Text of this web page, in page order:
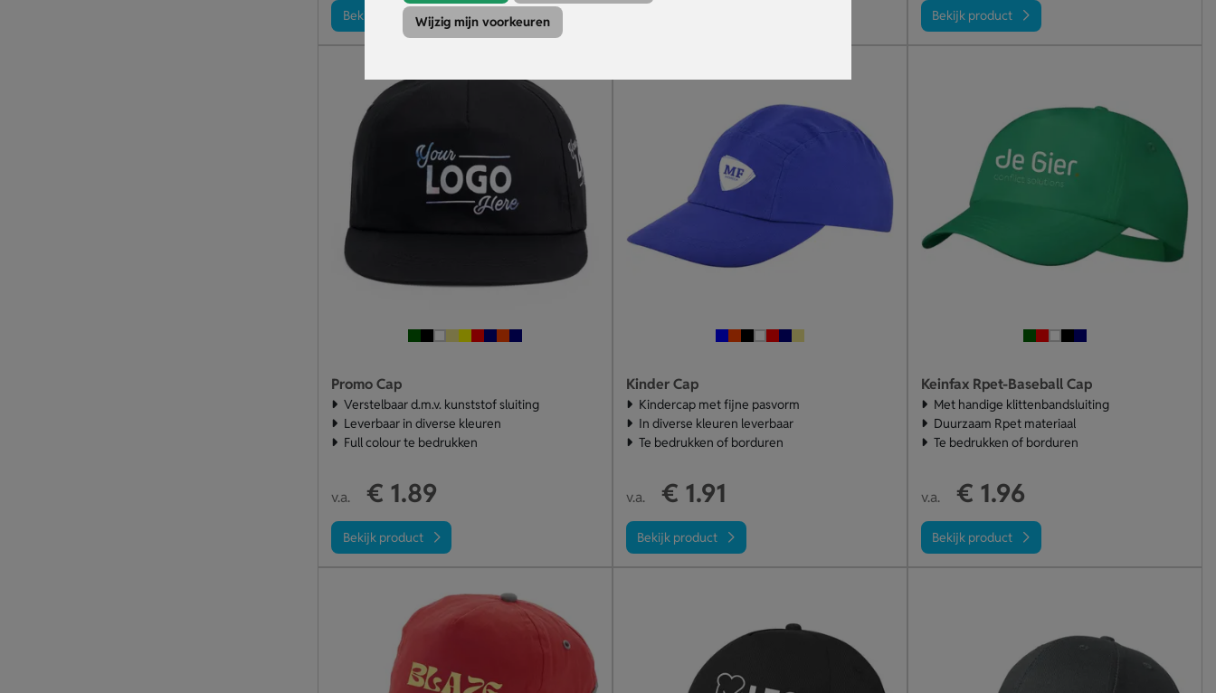
Wijzig mijn voorkeuren
Bekijk product Bekijk product
Promo Cap
Verstelbaar d.m.v. kunststof sluiting
Leverbaar in diverse kleuren
Full colour te bedrukken
v.a. € 1.89
Bekijk product
Kinder Cap
Kindercap met fijne pasvorm
In diverse kleuren leverbaar
Te bedrukken of borduren
v.a. € 1.91
Bekijk product
Keinfax Rpet-Baseball Cap
Met handige klittenbandsluiting
Duurzaam Rpet materiaal
Te bedrukken of borduren
v.a. € 1.96
Bekijk product